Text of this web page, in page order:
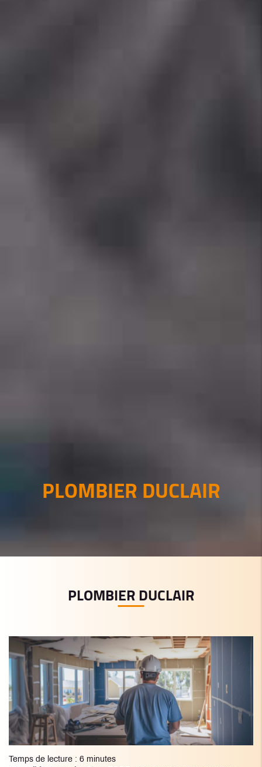
PLOMBIER DUCLAIR
PLOMBIER DUCLAIR
Temps de lecture : 6 minutes